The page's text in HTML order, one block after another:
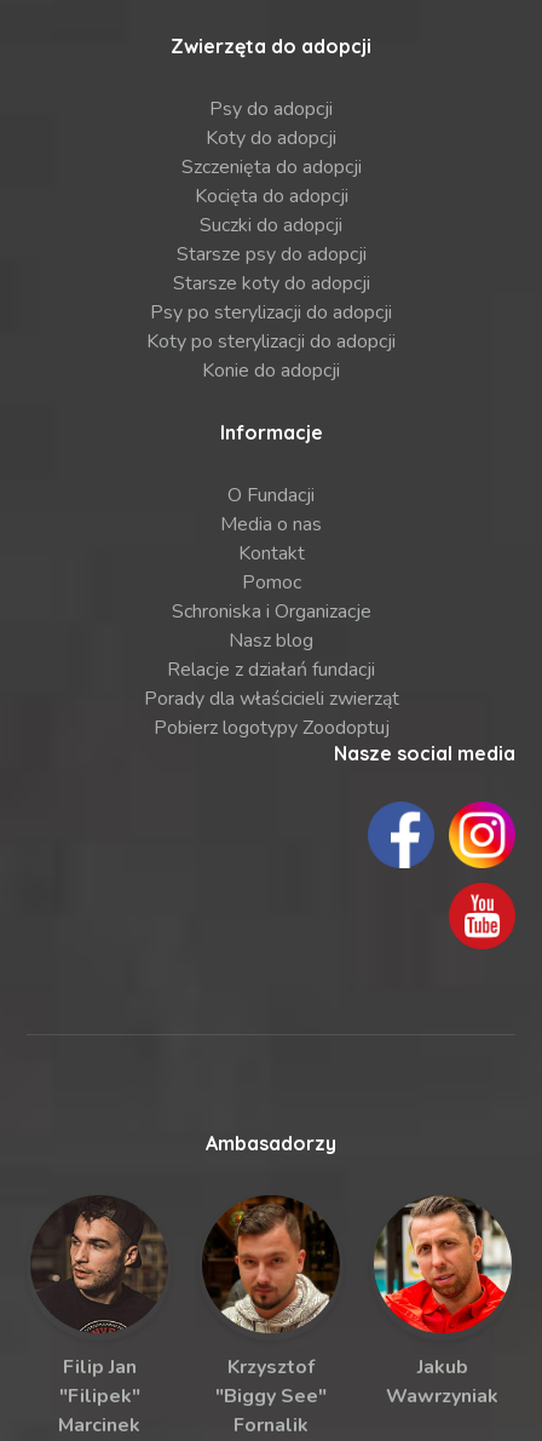
Zwierzęta do adopcji
Psy do adopcji
Koty do adopcji
Szczenięta do adopcji
Kocięta do adopcji
Suczki do adopcji
Starsze psy do adopcji
Starsze koty do adopcji
Psy po sterylizacji do adopcji
Koty po sterylizacji do adopcji
Konie do adopcji
Informacje
O Fundacji
Media o nas
Kontakt
Pomoc
Schroniska i Organizacje
Nasz blog
Relacje z działań fundacji
Porady dla właścicieli zwierząt
Pobierz logotypy Zoodoptuj
Nasze social media
Ambasadorzy
Filip Jan
"Filipek"
Marcinek
Krzysztof
"Biggy See"
Fornalik
Jakub
Wawrzyniak